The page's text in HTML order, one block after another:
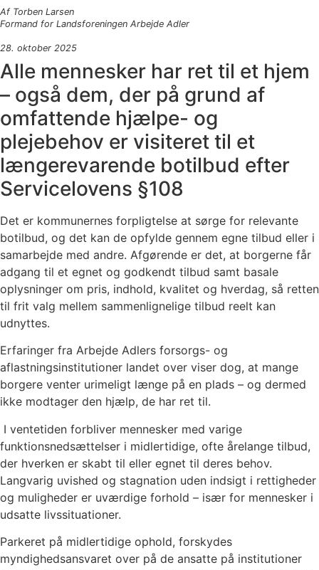
Af Torben Larsen
Formand for Landsforeningen Arbejde Adler
28. oktober 2025
Alle mennesker har ret til et hjem
– også dem, der på grund af
omfattende hjælpe- og
plejebehov er visiteret til et
længerevarende botilbud efter
Servicelovens §108
Det er kommunernes forpligtelse at sørge for relevante
botilbud, og det kan de opfylde gennem egne tilbud eller i
samarbejde med andre. Afgørende er det, at borgerne får
adgang til et egnet og godkendt tilbud samt basale
oplysninger om pris, indhold, kvalitet og hverdag, så retten
til frit valg mellem sammenlignelige tilbud reelt kan
udnyttes.
Erfaringer fra Arbejde Adlers forsorgs- og
aflastningsinstitutioner landet over viser dog, at mange
borgere venter urimeligt længe på en plads – og dermed
ikke modtager den hjælp, de har ret til.
I ventetiden forbliver mennesker med varige
funktionsnedsættelser i midlertidige, ofte årelange tilbud,
der hverken er skabt til eller egnet til deres behov.
Langvarig uvished og stagnation uden indsigt i rettigheder
og muligheder er uværdige forhold – især for mennesker i
udsatte livssituationer.
Parkeret på midlertidige ophold, forskydes
myndighedsansvaret over på de ansatte på institutioner